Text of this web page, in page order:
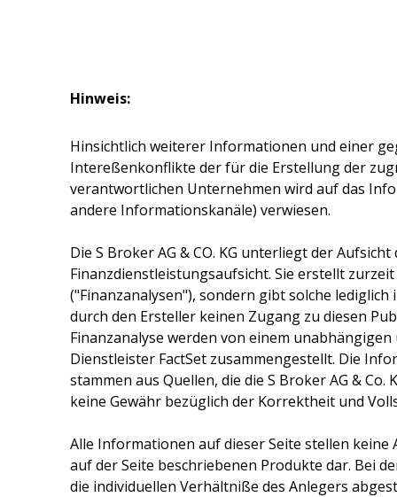
Hinweis:
Hinsichtlich weiterer Informationen und einer
Intereßenkonflikte der für die Erstellung der
verantwortlichen Unternehmen wird auf das
andere Informationskanäle) verwiesen.
Die S Broker AG & CO. KG unterliegt der Aufsicht
Finanzdienstleistungsaufsicht. Sie erstellt
("Finanzanalysen"), sondern gibt solche
durch den Ersteller keinen Zugang zu diesen
Finanzanalyse werden von einem
Dienstleister FactSet zusammengestellt. Die
stammen aus Quellen, die die S Broker AG & Co.
keine Gewähr bezüglich der Korrektheit und
Alle Informationen auf dieser Seite stellen
auf der Seite beschriebenen Produkte dar. Bei
die individuellen Verhältniße des Anlegers